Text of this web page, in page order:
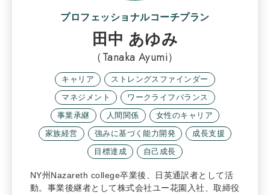
プロフェッショナルコーチプラン
田中 あゆみ
（Tanaka Ayumi）
キャリア
ストレングスファインダー
マネジメント
ワークライフバランス
事業承継
人間関係
女性のキャリア
家族経営
強みに基づく能力開発
成長支援
目標達成
自己成長
NY州Nazareth college卒業後、日英通訳者として活
動。事業後継者として株式会社ユー花園入社、取締役